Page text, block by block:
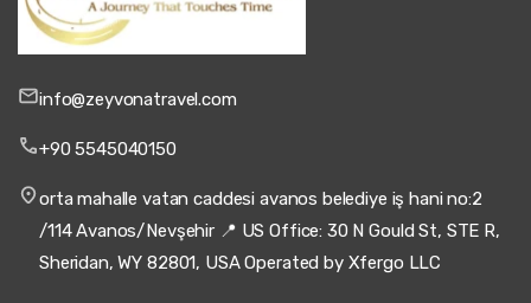
info@zeyvonatravel.com
+90 5545040150
orta mahalle vatan caddesi avanos belediye iş hani no:2
/114 Avanos/Nevşehir 📍 US Office: 30 N Gould St, STE R,
Sheridan, WY 82801, USA Operated by Xfergo LLC